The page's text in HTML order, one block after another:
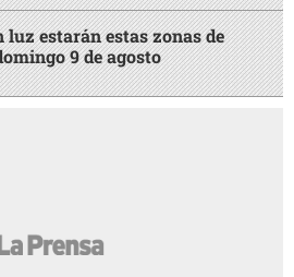
luz estarán estas zonas de
9 de agosto